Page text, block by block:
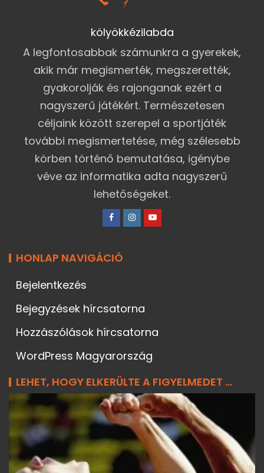
kölyökkézilabda
A legfontosabbak számunkra a gyerekek,
akik már megismerték, megszerették,
gyakorolják és rajonganak ezért a
nagyszerű játékért. Természetesen
céljaink között szerepel a sportjáték
további megismertetése, még szélesebb
körben történő bemutatása, igénybe
véve az informatika adta nagyszerű
lehetőségeket.
HONLAP NAVIGÁCIÓ
Bejelentkezés
Bejegyzések hírcsatorna
Hozzászólások hírcsatorna
WordPress Magyarország
LEHET, HOGY ELKERÜLTE A FIGYELMEDET ...